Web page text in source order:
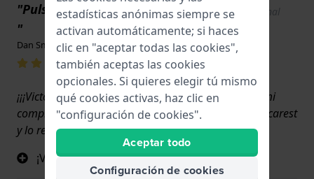
"Pulsera tipo Oyster VICTORINOX
"
Show original
Dan Smarandache · 17 de junio de 2022
¡¡¡Victorinox 100% AUTENTICO , muy contento con mi
compra !!! ¡Keep up the good work ! ¡¡¡¡Yo vivo en Bucarest
y lo recibí en sólo 2 días !!!! :) ¡GRACIAS !
¡Victorinox pulsera 100% AUTÉNTICO ! :)
estadísticas anónimas siempre se
activan automáticamente; si haces
clic en "aceptar todas las cookies",
también aceptas las cookies
opcionales. Si quieres elegir tú mismo
qué cookies activas, haz clic en
"configuración de cookies".
Aceptar todo
Configuración de cookies